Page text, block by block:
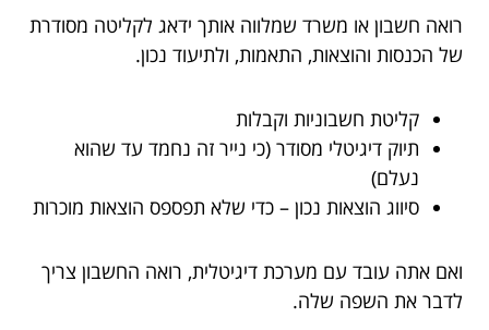
רואה חשבון או משרד שמלווה אותך ידאג לקליטה מסודרת
של הכנסות והוצאות, התאמות, ולתיעוד נכון.
קליטת חשבוניות וקבלות
תיוק דיגיטלי מסודר (כי נייר זה נחמד עד שהוא
נעלם)
סיווג הוצאות נכון – כדי שלא תפספס הוצאות מוכרות
ואם אתה עובד עם מערכת דיגיטלית, רואה החשבון צריך
לדבר את השפה שלה.